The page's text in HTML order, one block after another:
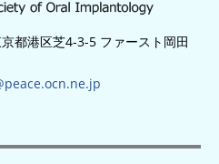
都港区芝4-3-5 ファースト岡田